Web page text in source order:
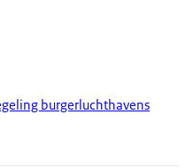
burgerluchthavens